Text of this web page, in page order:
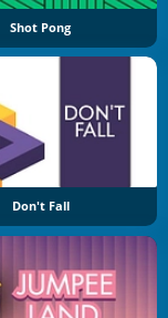
Shot Pong
Don't Fall